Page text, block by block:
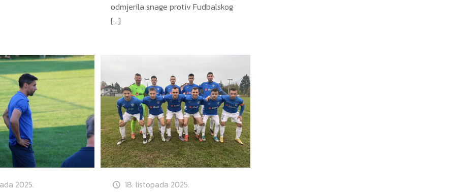
odmjerila snage protiv Fudbalskog
[…]
2025. 18. listopada 2025.